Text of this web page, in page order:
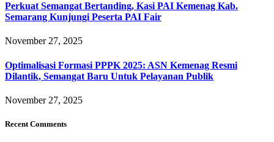
Perkuat Semangat Bertanding, Kasi PAI Kemenag Kab.
Semarang Kunjungi Peserta PAI Fair
November 27, 2025
Optimalisasi Formasi PPPK 2025: ASN Kemenag Resmi
Dilantik, Semangat Baru Untuk Pelayanan Publik
November 27, 2025
Recent Comments